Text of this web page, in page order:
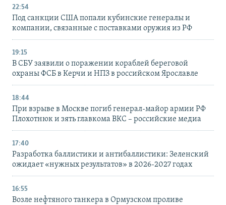
22:54
Под санкции США попали кубинские генералы и
компании, связанные с поставками оружия из РФ
19:15
В СБУ заявили о поражении кораблей береговой
охраны ФСБ в Керчи и НПЗ в российском Ярославле
18:44
При взрыве в Москве погиб генерал-майор армии РФ
Плохотнюк и зять главкома ВКС – российские медиа
17:40
Разработка баллистики и антибаллистики: Зеленский
ожидает «нужных результатов» в 2026-2027 годах
16:55
Возле нефтяного танкера в Ормузском проливе